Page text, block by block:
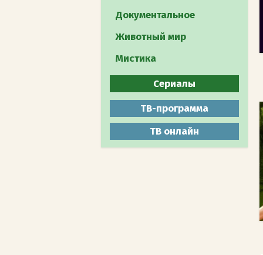
Документальное
Животный мир
Мистика
Сериалы
Боевики
Военные
ТВ-программа
ТВ онлайн